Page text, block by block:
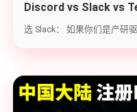
Discord vs Slack vs
工具实战选型指南
选 Slack： 如果你们是产研